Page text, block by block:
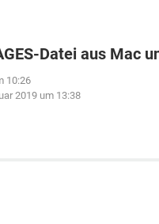
Datei aus Mac
10:26
2019 um 13:38